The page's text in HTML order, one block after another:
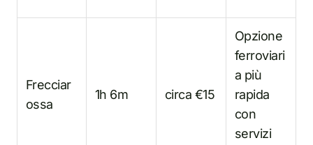
Frecciar
ossa
1h 6m circa €15
Opzione
ferroviari
a più
rapida
con
servizi